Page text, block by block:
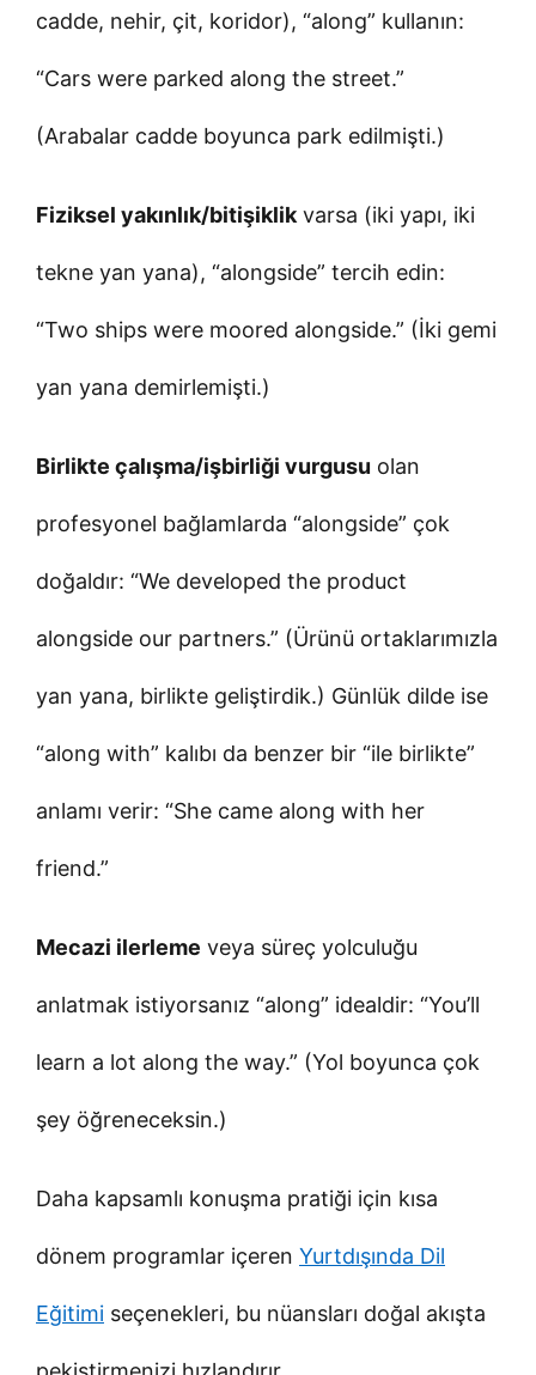
cadde, nehir, çit, koridor), “along” kullanın:
“Cars were parked along the street.”
(Arabalar cadde boyunca park edilmişti.)
Fiziksel yakınlık/bitişiklik varsa (iki yapı, iki
tekne yan yana), “alongside” tercih edin:
“Two ships were moored alongside.” (İki gemi
yan yana demirlemişti.)
Birlikte çalışma/işbirliği vurgusu olan
profesyonel bağlamlarda “alongside” çok
doğaldır: “We developed the product
alongside our partners.” (Ürünü ortaklarımızla
yan yana, birlikte geliştirdik.) Günlük dilde ise
“along with” kalıbı da benzer bir “ile birlikte”
anlamı verir: “She came along with her
friend.”
Mecazi ilerleme veya süreç yolculuğu
anlatmak istiyorsanız “along” idealdir: “You’ll
learn a lot along the way.” (Yol boyunca çok
şey öğreneceksin.)
Daha kapsamlı konuşma pratiği için kısa
dönem programlar içeren Yurtdışında Dil
Eğitimi seçenekleri, bu nüansları doğal akışta